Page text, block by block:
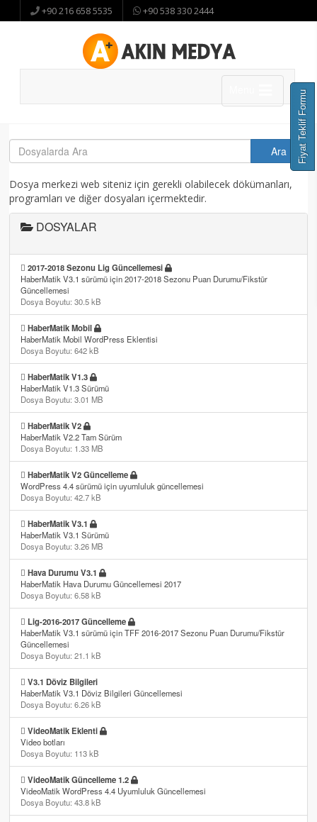
+90 216 658 5535 +90 538 330 2444
Dosya merkezi web siteniz için gerekli olabilecek dökümanları,
programları ve diğer dosyaları içermektedir.
DOSYALAR
2017-2018 Sezonu Lig Güncellemesi
HaberMatik V3.1 sürümü için 2017-2018 Sezonu Puan Durumu/Fikstür
Güncellemesi
Dosya Boyutu: 30.5 kB
HaberMatik Mobil
HaberMatik Mobil WordPress Eklentisi
Dosya Boyutu: 642 kB
HaberMatik V1.3
HaberMatik V1.3 Sürümü
Dosya Boyutu: 3.01 MB
HaberMatik V2
HaberMatik V2.2 Tam Sürüm
Dosya Boyutu: 1.33 MB
HaberMatik V2 Güncelleme
WordPress 4.4 sürümü için uyumluluk güncellemesi
Dosya Boyutu: 42.7 kB
HaberMatik V3.1
HaberMatik V3.1 Sürümü
Dosya Boyutu: 3.26 MB
Hava Durumu V3.1
HaberMatik Hava Durumu Güncellemesi 2017
Dosya Boyutu: 6.58 kB
Lig-2016-2017 Güncelleme
HaberMatik V3.1 sürümü için TFF 2016-2017 Sezonu Puan Durumu/Fikstür
Güncellemesi
Dosya Boyutu: 21.1 kB
V3.1 Döviz Bilgileri
HaberMatik V3.1 Döviz Bilgileri Güncellemesi
Dosya Boyutu: 6.26 kB
VideoMatik Eklenti
Video botları
Dosya Boyutu: 113 kB
VideoMatik Güncelleme 1.2
VideoMatik WordPress 4.4 Uyumluluk Güncellemesi
Dosya Boyutu: 43.8 kB
Fiyat Teklif Formu